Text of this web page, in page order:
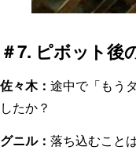
＃7. ピボット後
佐々木： 途中で「もう
したか？
グニル： 落ち込むこと